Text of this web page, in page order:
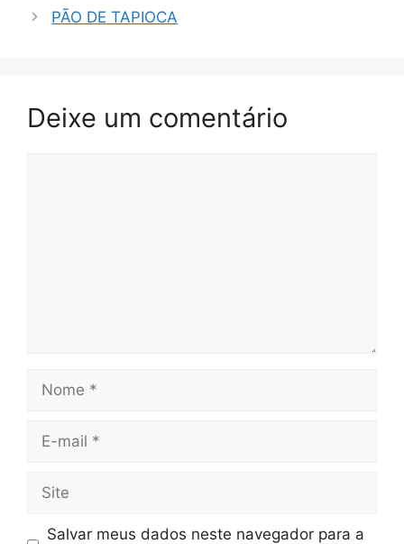
PÃO DE TAPIOCA
Deixe um comentário
mail
Salvar meus dados neste navegador para a